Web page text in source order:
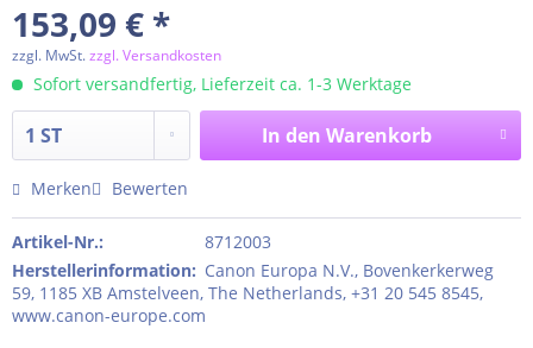
153,09 € *
zzgl. MwSt.zzgl. Versandkosten
Sofort versandfertig, Lieferzeit ca. 1-3 Werktage
In den Warenkorb
Merken Bewerten
Artikel-Nr.:
8712003
Herstellerinformation: Canon Europa N.V., Bovenkerkerweg
59, 1185 XB Amstelveen, The Netherlands, +31 20 545 8545,
www.canon-europe.com